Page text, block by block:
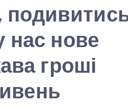
нас нове
гроші